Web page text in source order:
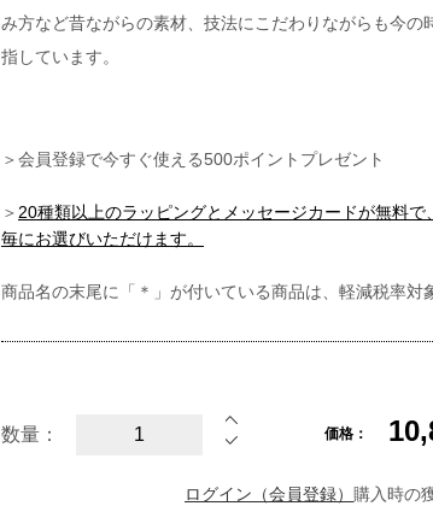
み方など昔ながらの素材、技法にこだわりながらも今の
指しています。
＞会員登録で今すぐ使える500ポイントプレゼント
＞ 20種類以上のラッピングとメッセージカードが無料で
毎にお選びいただけます。
商品名の末尾に「＊」が付いている商品は、軽減税率対
数量： 価格：
ログイン（会員登録） 購入時の